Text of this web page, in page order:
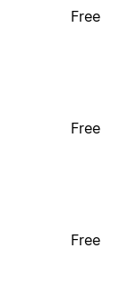
Free
Free
Free